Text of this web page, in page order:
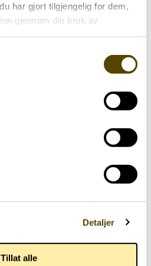
har gjort tilgjengelig for dem,
gjennom din bruk av
Detaljer
Tillat alle